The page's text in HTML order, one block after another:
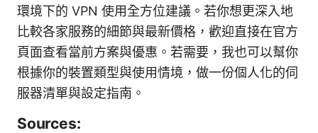
環境下的 VPN 使用全方位建議。若你想更深入地
比較各家服務的細節與最新價格，歡迎直接在官方
頁面查看當前方案與優惠。若需要，我也可以幫你
根據你的裝置類型與使用情境，做一份個人化的伺
服器清單與設定指南。
Sources: